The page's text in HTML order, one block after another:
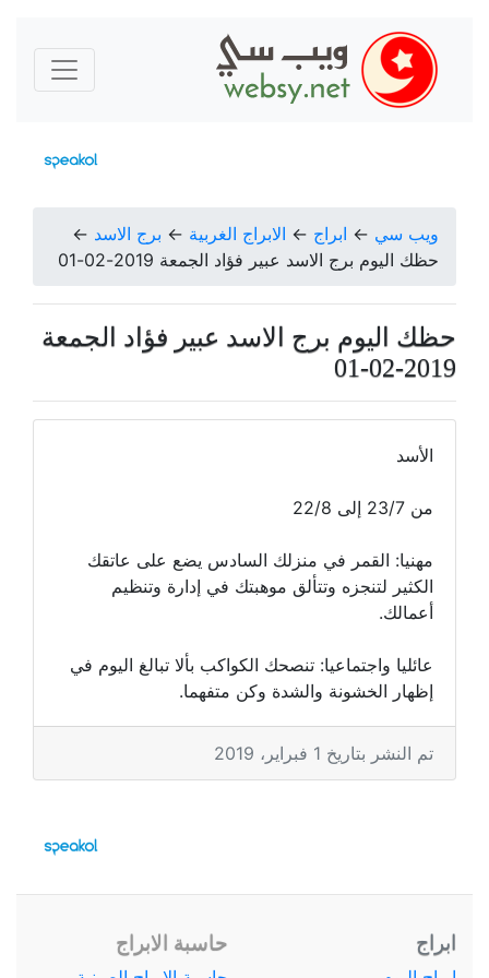
ويب سي ← ابراج ← الابراج الغربية ← برج الاسد ←
حظك اليوم برج الاسد عبير فؤاد الجمعة 2019-02-01
حظك اليوم برج الاسد عبير فؤاد الجمعة
2019-02-01
الأسد
من 23/7 إلى 22/8
مهنيا: القمر في منزلك السادس يضع على عاتقك
الكثير لتنجزه وتتألق موهبتك في إدارة وتنظيم
أعمالك.
عائليا واجتماعيا: تنصحك الكواكب بألا تبالغ اليوم في
إظهار الخشونة والشدة وكن متفهما.
تم النشر بتاريخ 1 فبراير، 2019
ابراج حاسبة الابراج